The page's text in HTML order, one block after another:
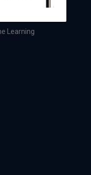
Learning